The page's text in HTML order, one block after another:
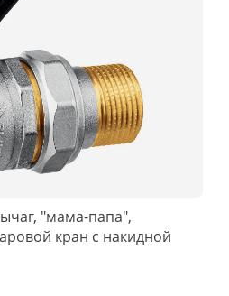
″мама-папа″,
кран с накидной